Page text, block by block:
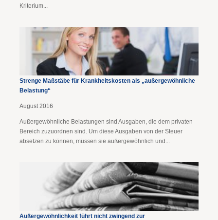
Kriterium...
Strenge Maßstäbe für Krankheitskosten als „außergewöhnliche
Belastung“
August 2016
Außergewöhnliche Belastungen sind Ausgaben, die dem privaten
Bereich zuzuordnen sind. Um diese Ausgaben von der Steuer
absetzen zu können, müssen sie außergewöhnlich und...
Außergewöhnlichkeit führt nicht zwingend zur